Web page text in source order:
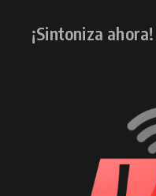
¡Sintoniza ahora!